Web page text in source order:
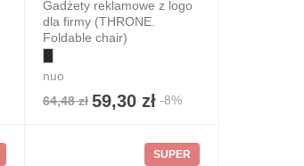
Gadżety reklamowe z logo
dla firmy (THRONE.
Foldable chair)
nuo
64,48 zł 59,30 zł -8%
SUPER